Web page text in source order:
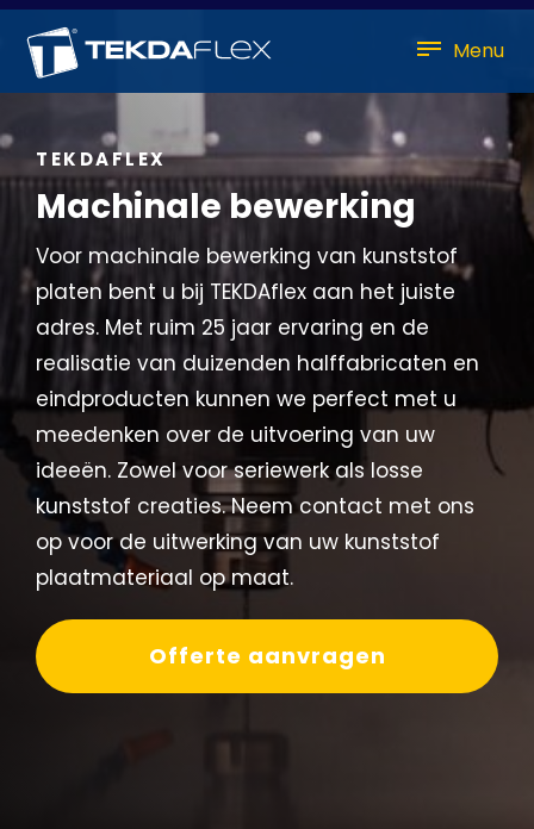
Menu
TEKDAFLEX
Machinale bewerking
Voor machinale bewerking van kunststof
platen bent u bij TEKDAflex aan het juiste
adres. Met ruim 25 jaar ervaring en de
realisatie van duizenden halffabricaten en
eindproducten kunnen we perfect met u
meedenken over de uitvoering van uw
ideeën. Zowel voor seriewerk als losse
kunststof creaties. Neem contact met ons
op voor de uitwerking van uw kunststof
plaatmateriaal op maat.
Offerte aanvragen